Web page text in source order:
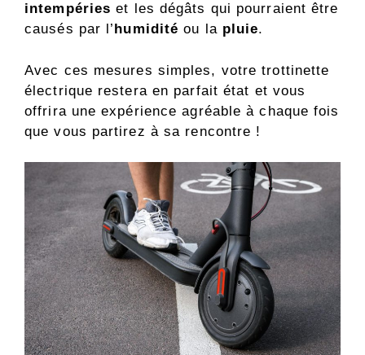
intempéries et les dégâts qui pourraient être
causés par l’humidité ou la pluie.
Avec ces mesures simples, votre trottinette
électrique restera en parfait état et vous
offrira une expérience agréable à chaque fois
que vous partirez à sa rencontre !